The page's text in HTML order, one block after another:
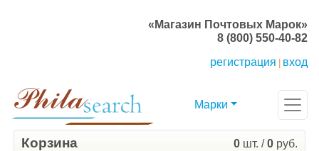
«Магазин Почтовых Марок»
8 (800) 550-40-82
регистрация
вход
Марки
Корзина 0 шт. /0 руб.